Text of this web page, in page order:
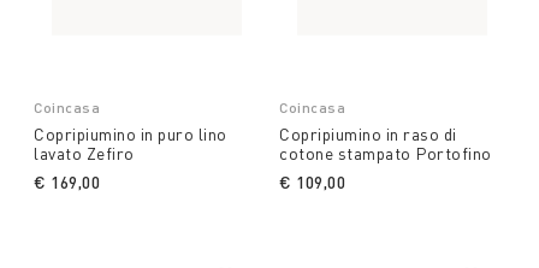
Coincasa
Copripiumino in puro lino
lavato Zefiro
€ 169,00
Coincasa
Copripiumino in raso di
cotone stampato Portofino
€ 109,00